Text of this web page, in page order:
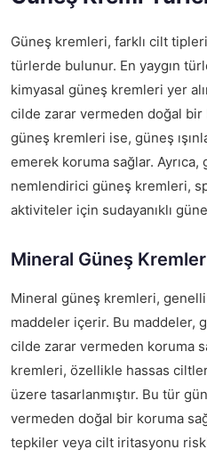
Güneş kremleri, farklı cilt
türlerde bulunur. En yaygın
kimyasal güneş kremleri yer
cilde zarar vermeden doğal bir
güneş kremleri ise, güneş
emerek koruma sağlar.
nemlendirici güneş kremleri,
aktiviteler için sudayanıklı
Mineral Güneş
Mineral güneş kremleri,
maddeler içerir. Bu maddeler,
cilde zarar vermeden koruma
kremleri, özellikle hassas
üzere tasarlanmıştır. Bu tür
vermeden doğal bir koruma
tepkiler veya cilt iritasyonu